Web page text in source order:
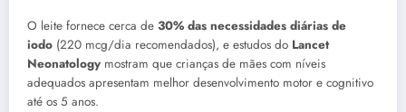
O leite fornece cerca de 30% das necessidades diárias de
iodo (220 mcg/dia recomendados), e estudos do Lancet
Neonatology mostram que crianças de mães com níveis
adequados apresentam melhor desenvolvimento motor e cognitivo
até os 5 anos.